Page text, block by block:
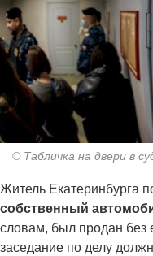
© Табличка на двери в
Житель Екатеринбурга
собственный
словам, был продан без
заседание по делу